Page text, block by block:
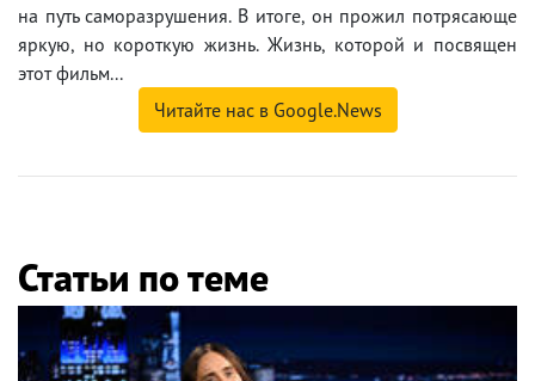
на путь саморазрушения. В итоге, он прожил потрясающе
яркую, но короткую жизнь. Жизнь, которой и посвящен
этот фильм...
Читайте нас в Google.News
Статьи по теме